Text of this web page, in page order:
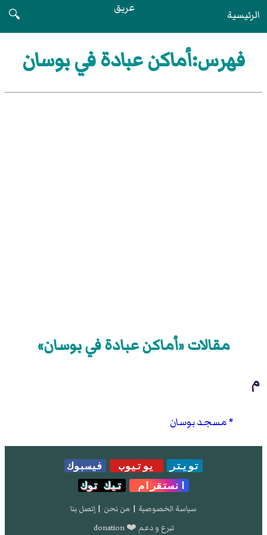
الرئيسية عريق
🔍
فهرس:أماكن عبادة في بوسان
مقالات «أماكن عبادة في بوسان»
م
مسجد بوسان
تويتر يوتيوب
فيسبوك
انستقرام
تيك توك
سياسة الخصوصية | من نحن | إتصل بنا
تبرع و دعم ❤️ donation